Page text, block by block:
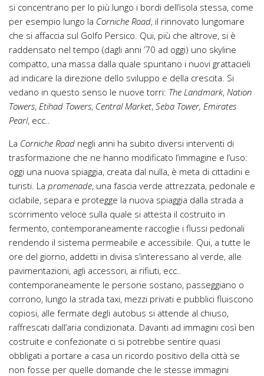
si concentrano per lo più lungo i bordi dell’isola stessa, come
per esempio lungo la Corniche Road, il rinnovato lungomare
che si affaccia sul Golfo Persico. Qui, più che altrove, si è
raddensato nel tempo (dagli anni ’70 ad oggi) uno skyline
compatto, una massa dalla quale spuntano i nuovi grattacieli
ad indicare la direzione dello sviluppo e della crescita. Si
vedano in questo senso le nuove torri: The Landmark, Nation
Towers, Etihad Towers, Central Market, Seba Tower, Emirates
Pearl, ecc..
La Corniche Road negli anni ha subito diversi interventi di
trasformazione che ne hanno modificato l’immagine e l’uso:
oggi una nuova spiaggia, creata dal nulla, è meta di cittadini e
turisti. La promenade, una fascia verde attrezzata, pedonale e
ciclabile, separa e protegge la nuova spiaggia dalla strada a
scorrimento veloce sulla quale si attesta il costruito in
fermento, contemporaneamente raccoglie i flussi pedonali
rendendo il sistema permeabile e accessibile. Qui, a tutte le
ore del giorno, addetti in divisa s’interessano al verde, alle
pavimentazioni, agli accessori, ai rifiuti, ecc..
contemporaneamente le persone sostano, passeggiano o
corrono, lungo la strada taxi, mezzi privati e pubblici fluiscono
copiosi, alle fermate degli autobus si attende al chiuso,
raffrescati dall’aria condizionata. Davanti ad immagini così ben
costruite e confezionate ci si potrebbe sentire quasi
obbligati a portare a casa un ricordo positivo della città se
non fosse per quelle domande che le stesse immagini